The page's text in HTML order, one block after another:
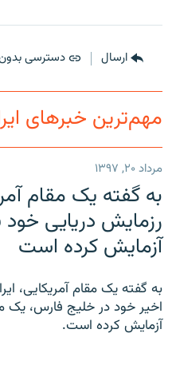
ارسال دسترسی
مهم‌ترین خبرهای
مرداد ۲۰, ۱۳۹۷
به گفته یک مقام
رزمایش دریایی
آزمایش کرده است
به گفته یک مقام آمریکایی،
اخیر خود در خلیج فارس، یک
آزمایش کرده است.